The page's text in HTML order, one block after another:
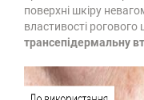
поверхні шкіру
властивості рогового
трансепідермальну